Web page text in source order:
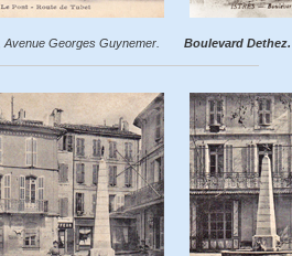
Avenue Georges Guynemer. Boulevard Dethez.